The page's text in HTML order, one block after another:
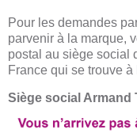
Pour les demandes
parvenir à la marque,
postal au siège social
France qui se trouve à
Siège social Armand